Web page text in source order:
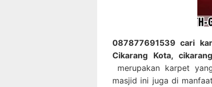
087877691539 cari
Cikarang Kota,
merupakan karpet
masjid ini juga di